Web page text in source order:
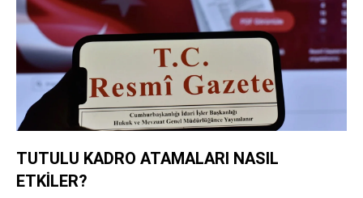
TUTULU KADRO ATAMALARI NASIL
ETKİLER?